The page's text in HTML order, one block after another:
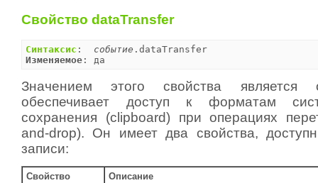
Свойство dataTransfer
Синтаксис : событие
Изменяемое : да
Значением этого свойства является
обеспечивает доступ к форматам
сохранения (clipboard) при операциях
and-drop). Он имеет два свойства,
записи:
Свойство Описание